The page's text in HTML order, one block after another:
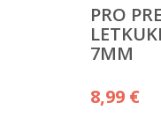
PRO
7MM
8,99 €